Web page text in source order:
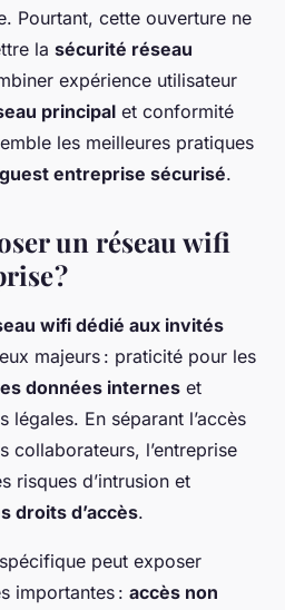
Pourtant, cette ouverture ne
la sécurité réseau
expérience utilisateur
principal et conformité
les meilleures pratiques
entreprise sécurisé.
un réseau wifi
?
wifi dédié aux invités
majeurs : praticité pour les
données internes et
légales. En séparant l’accès
collaborateurs, l’entreprise
risques d’intrusion et
droits d’accès.
peut exposer
importantes : accès non